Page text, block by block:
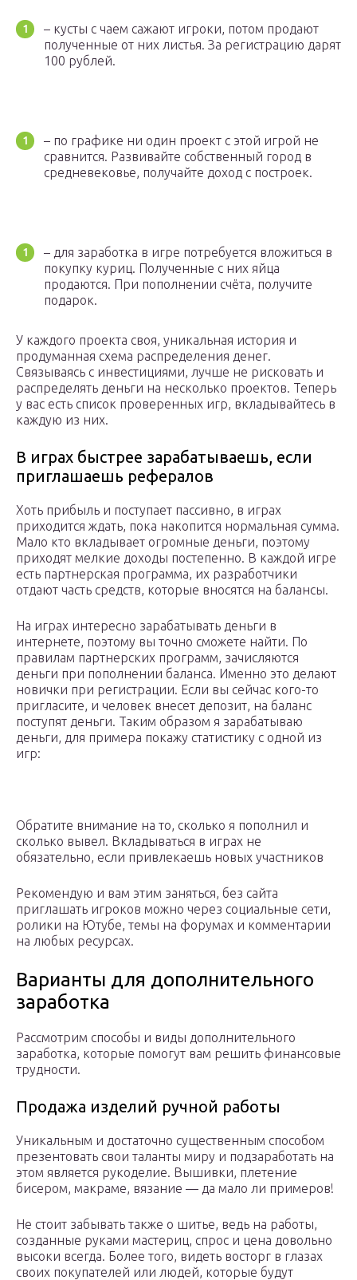
– кусты с чаем сажают игроки, потом продают
полученные от них листья. За регистрацию дарят
100 рублей.
– по графике ни один проект с этой игрой не
сравнится. Развивайте собственный город в
средневековье, получайте доход с построек.
– для заработка в игре потребуется вложиться в
покупку куриц. Полученные с них яйца
продаются. При пополнении счёта, получите
подарок.
У каждого проекта своя, уникальная история и
продуманная схема распределения денег.
Связываясь с инвестициями, лучше не рисковать и
распределять деньги на несколько проектов. Теперь
у вас есть список проверенных игр, вкладывайтесь в
каждую из них.
В играх быстрее зарабатываешь, если
приглашаешь рефералов
Хоть прибыль и поступает пассивно, в играх
приходится ждать, пока накопится нормальная сумма.
Мало кто вкладывает огромные деньги, поэтому
приходят мелкие доходы постепенно. В каждой игре
есть партнерская программа, их разработчики
отдают часть средств, которые вносятся на балансы.
На играх интересно зарабатывать деньги в
интернете, поэтому вы точно сможете найти. По
правилам партнерских программ, зачисляются
деньги при пополнении баланса. Именно это делают
новички при регистрации. Если вы сейчас кого-то
пригласите, и человек внесет депозит, на баланс
поступят деньги. Таким образом я зарабатываю
деньги, для примера покажу статистику с одной из
игр:
Обратите внимание на то, сколько я пополнил и
сколько вывел. Вкладываться в играх не
обязательно, если привлекаешь новых участников
Рекомендую и вам этим заняться, без сайта
приглашать игроков можно через социальные сети,
ролики на Ютубе, темы на форумах и комментарии
на любых ресурсах.
Варианты для дополнительного
заработка
Рассмотрим способы и виды дополнительного
заработка, которые помогут вам решить финансовые
трудности.
Продажа изделий ручной работы
Уникальным и достаточно существенным способом
презентовать свои таланты миру и подзаработать на
этом является рукоделие. Вышивки, плетение
бисером, макраме, вязание — да мало ли примеров!
Не стоит забывать также о шитье, ведь на работы,
созданные руками мастериц, спрос и цена довольно
высоки всегда. Более того, видеть восторг в глазах
своих покупателей или людей, которые будут